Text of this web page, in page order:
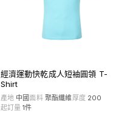
經濟運動快乾成人短袖圓領 T-
Shirt
產地 中國面料 聚酯纖維厚度 200
起訂量 1件